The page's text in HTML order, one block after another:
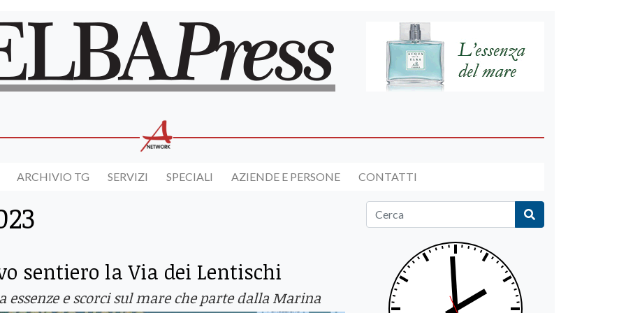
ARCHIVIO TG SERVIZI SPECIALI AZIENDE E PERSONE CONTATTI
sentiero la Via dei Lentischi
e scorci sul mare che parte dalla Marina